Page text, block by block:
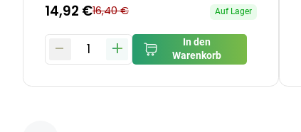
14,92 €16,40 € Auf Lager
- 1 +
In den
Warenkorb